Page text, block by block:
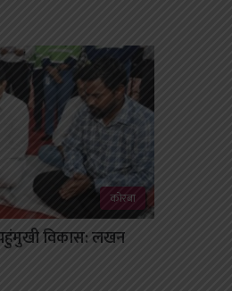
कोरबा
चहुंमुखी विकास: लखन